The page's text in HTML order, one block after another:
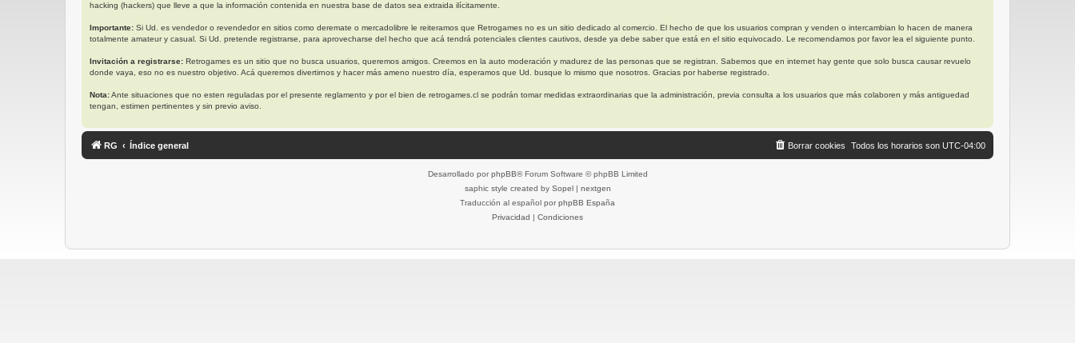
hacking (hackers) que lleve a que la información contenida en nuestra base de datos sea extraida ilícitamente.
Importante: Si Ud. es vendedor o revendedor en sitios como deremate o mercadolibre le reiteramos que Retrogames no es un sitio dedicado al comercio. El hecho de que los usuarios compran y venden o intercambian lo hacen de manera
totalmente amateur y casual. Si Ud. pretende registrarse, para aprovecharse del hecho que acá tendrá potenciales clientes cautivos, desde ya debe saber que está en el sitio equivocado. Le recomendamos por favor lea el siguiente punto.
Invitación a registrarse: Retrogames es un sitio que no busca usuarios, queremos amigos. Creemos en la auto moderación y madurez de las personas que se registran. Sabemos que en internet hay gente que solo busca causar revuelo
donde vaya, eso no es nuestro objetivo. Acá queremos divertirnos y hacer más ameno nuestro día, esperamos que Ud. busque lo mismo que nosotros. Gracias por haberse registrado.
Nota:Ante situaciones que no esten reguladas por el presente reglamento y por el bien de retrogames.cl se podrán tomar medidas extraordinarias que la administración, previa consulta a los usuarios que más colaboren y más antiguedad
tengan, estimen pertinentes y sin previo aviso.
RG Índice general Todos los horarios son UTC-04:00
Borrar cookies
Desarrollado por phpBB® Forum Software © phpBB Limited
saphic style created by Sopel| nextgen
Traducción al español por phpBB España
Privacidad | Condiciones